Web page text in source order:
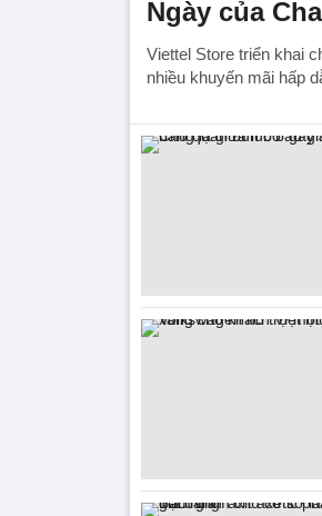
Ngày của Cha
Viettel Store triển khai
nhiều khuyến mãi hấp